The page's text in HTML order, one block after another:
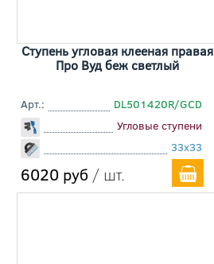
Ступень угловая клееная правая
Про Вуд беж светлый
Арт.:
DL501420R/GCD
Угловые ступени
33x33
6020 руб / шт.